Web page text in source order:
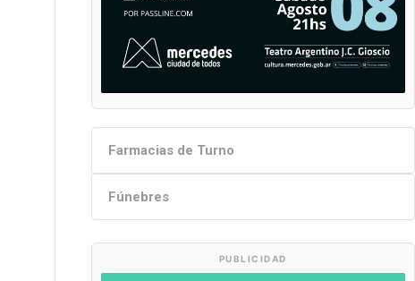
Farmacias de Turno
Fúnebres
PUBLICIDAD